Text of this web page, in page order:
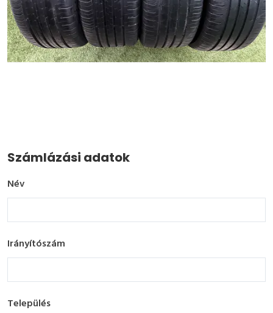
Számlázási adatok
Név
Irányítószám
Település